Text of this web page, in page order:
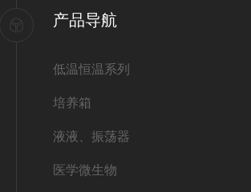
产品导航
低温恒温系列
培养箱
液液、振荡器
医学微生物